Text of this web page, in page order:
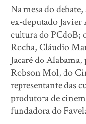
Na mesa do
ex-deputado Javier
cultura do PCdoB;
Rocha, Cláudio
Jacaré do
Robson Mol, do
representante das
produtora de
fundadora do